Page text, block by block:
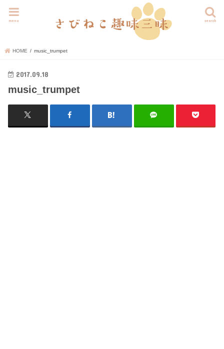
search
menu
HOME music_trumpet
2017.09.18
music_trumpet